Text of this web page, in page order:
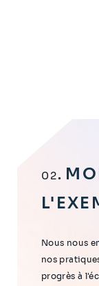
02
Nous nous
nos
progrès à